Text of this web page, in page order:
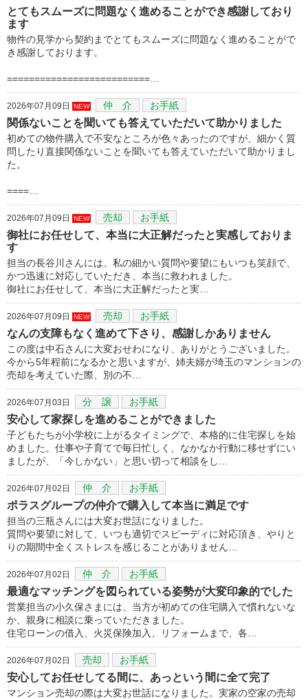
とてもスムーズに問題なく進めることができ感謝しており
ます
物件の見学から契約までとてもスムーズに問題なく進めることがで
き感謝しております。
==========================…
2026年07月09日 NEW 仲 介 お手紙
関係ないことを聞いても答えていただいて助かりました
初めての物件購入で不安なところが色々あったのですが、細かく質
問したり直接関係ないことを聞いても答えていただいて助かりまし
た。
====…
2026年07月09日 NEW 売却 お手紙
御社にお任せして、本当に大正解だったと実感しておりま
す
担当の長谷川さんには、私の細かい質問や要望にもいつも笑顔で、
かつ迅速に対応していただき、本当に救われました。
御社にお任せして、本当に大正解だったと実…
2026年07月09日 NEW 売却 お手紙
なんの支障もなく進めて下さり、感謝しかありません
この度は中石さんに大変おせわになり、ありがとうございました。
今から5年程前になるかと思いますが、姉夫婦が埼玉のマンションの
売却を考えていた際、別の不…
2026年07月03日 分 譲 お手紙
安心して家探しを進めることができました
子どもたちが小学校に上がるタイミングで、本格的に住宅探しを始
めました。仕事や子育てで毎日忙しく、なかなか行動に移せずにい
ましたが、「今しかない」と思い切って相談をし…
2026年07月02日 仲 介 お手紙
ポラスグループの仲介で購入して本当に満足です
担当の三瓶さんには大変お世話になりました。
質問や要望に対して、いつも適切でスピーディに対応頂き、やりと
りの期間中全くストレスを感じることがありません…
2026年07月02日 仲 介 お手紙
最適なマッチングを図られている姿勢が大変印象的でした
営業担当の小久保さまには、当方が初めての住宅購入で慣れないな
か、親身に相談に乗っていただきました。
住宅ローンの借入、火災保険加入、リフォームまで、各…
2026年07月02日 売却 お手紙
安心してお任せしてる間に、あっという間に全て完了
マンション売却の際は大変お世話になりました。実家の空家の売却